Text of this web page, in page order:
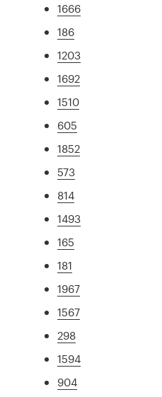
1666
186
1203
1692
1510
605
1852
573
814
1493
165
181
1967
1567
298
1594
904